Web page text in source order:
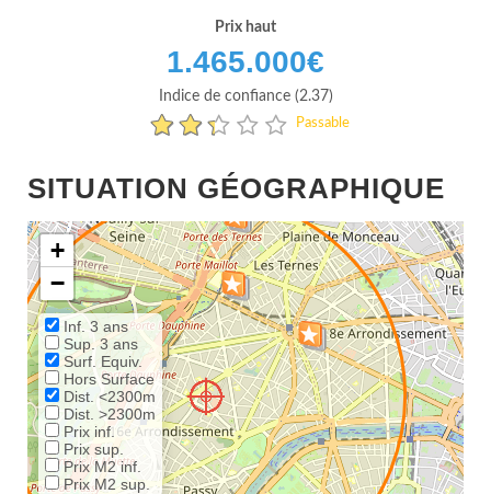
Prix haut
1.465.000€
Indice de confiance (2.37)
Passable
SITUATION GÉOGRAPHIQUE
+
−
Inf. 3 ans
Sup. 3 ans
Surf. Equiv.
Hors Surface
Dist. <2300m
Dist. >2300m
Prix inf.
Prix sup.
Prix M2 inf.
Prix M2 sup.